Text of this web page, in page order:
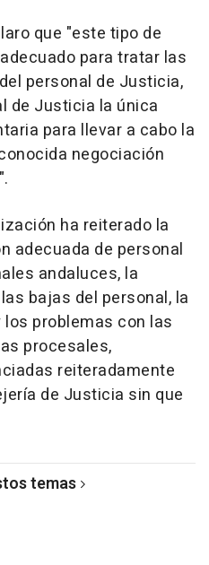
que "este tipo de
para tratar las
personal de Justicia,
de Justicia la única
para llevar a cabo la
negociación
ha reiterado la
adecuada de personal
andaluces, la
bajas del personal, la
problemas con las
procesales,
reiteradamente
de Justicia sin que
temas